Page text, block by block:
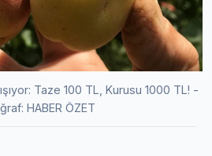
Taze 100 TL, Kurusu 1000 TL! -
HABER ÖZET